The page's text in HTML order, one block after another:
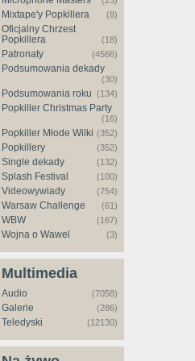
Mixtape'y Popkillera (8)
Oficjalny Chrzest
Popkillera
(18)
Patronaty (4566)
Podsumowania dekady
(30)
Podsumowania roku (134)
Popkiller Christmas Party
(16)
Popkiller Młode Wilki (352)
Popkillery (352)
Single dekady (132)
Splash Festival (100)
Videowywiady (754)
Warsaw Challenge (61)
WBW (167)
Wojna o Wawel (3)
Multimedia
Audio (7058)
Galerie (286)
Teledyski (12130)